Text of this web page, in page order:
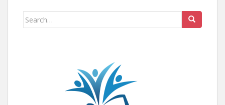
Search for: